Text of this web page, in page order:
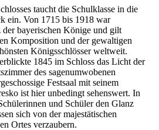
taucht die Schulklasse in die
ein. Von 1715 bis 1918 war
bayerischen Könige und gilt
Komposition und der gewaltigen
Königsschlösser weltweit.
1845 im Schloss das Licht der
des sagenumwobenen
Festsaal mit seinem
ist hier unbedingt sehenswert. In
und Schüler den Glanz
sich von der majestätischen
Ortes verzaubern.